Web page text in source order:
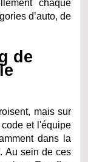
chaque
d’auto, de
de
mais sur
et l'équipe
dans la
Au sein de ces